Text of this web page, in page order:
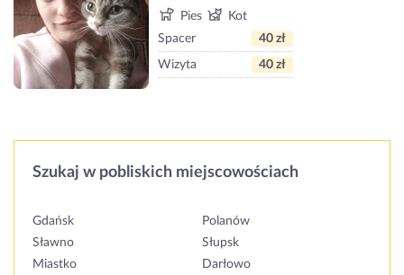
Pies
Kot
Spacer
40 zł
Wizyta 40 zł
Szukaj w pobliskich miejscowościach
Gdańsk
Polanów
Sławno
Słupsk
Miastko
Darłowo